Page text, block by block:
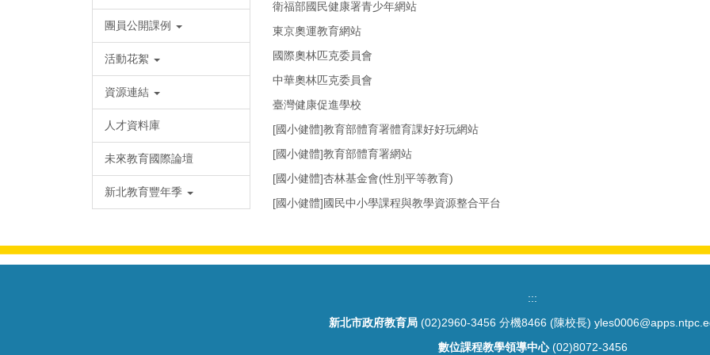
團員公開課例
活動花絮
資源連結
人才資料庫
未來教育國際論壇
新北教育豐年季
衛福部國民健康署青少年網站
東京奧運教育網站
國際奧林匹克委員會
中華奧林匹克委員會
臺灣健康促進學校
[國小健體]教育部體育署體育課好好玩網站
[國小健體]教育部體育署網站
[國小健體]杏林基金會(性別平等教育)
[國小健體]國民中小學課程與教學資源整合平台
:::
新北市政府教育局 (02)2960-3456 分機8466 (陳校長)
數位課程教學領導中心(02)8072-3456